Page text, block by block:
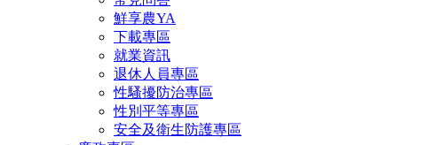
鮮享農YA
下載專區
就業資訊
退休人員專區
性騷擾防治專區
性別平等專區
安全及衛生防護專區